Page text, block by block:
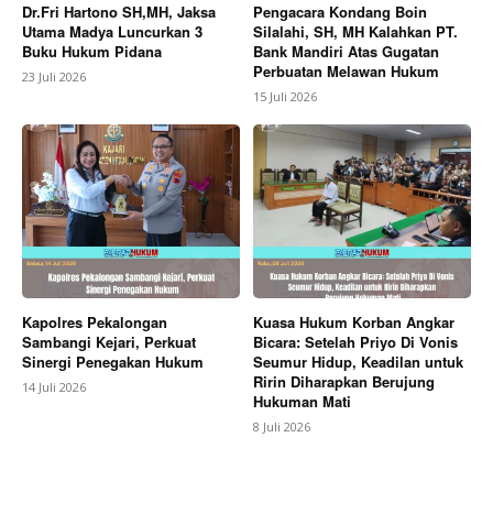
Dr.Fri Hartono SH,MH, Jaksa
Utama Madya Luncurkan 3
Buku Hukum Pidana
23 Juli 2026
Pengacara Kondang Boin
Silalahi, SH, MH Kalahkan PT.
Bank Mandiri Atas Gugatan
Perbuatan Melawan Hukum
15 Juli 2026
Kapolres Pekalongan
Sambangi Kejari, Perkuat
Sinergi Penegakan Hukum
14 Juli 2026
Kuasa Hukum Korban Angkar
Bicara: Setelah Priyo Di Vonis
Seumur Hidup, Keadilan untuk
Ririn Diharapkan Berujung
Hukuman Mati
8 Juli 2026